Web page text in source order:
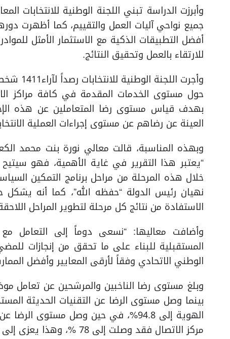
وأبرزت الدراسة تبني اللجنة الوطنية للانتخابات
جميع نواحي آليات العمل والتقييم، كما أظهرت
أفضل التطبيقات الذكية مع الاستثمار الأمثل
للارتقاء بالعمل وتحقيق النتائج.
وأجرت
حول مستوى الخدمات المقدمة في كافة مراكز
العينة عن رضاهم عن مستوى إجراءات العملية
وبهذه المناسبة، قالت معالي نورة بنت محمد
“يعتبر هذا التقرير في غاية الأهمية، فهو سيتيح
خلال هذه المرحلة من مراحل برنامج التمكين
نهيان رئيس الدولة “حفظه الله”، كما أنه
الاستفادة من نتائج كل مرحلة لتطوير المراحل
وأضافت معاليها: “نسعى دوماً إلى التعامل
المستقبلية للبناء على ما تحقق من إنجازات
الوطني الاتحادي وفقاً لأرقى المعايير وأفضل
بينما وصل مستوى الرضا عن التقنيات الحديثة
مركز الاتصال فقد وصلت إلى 78 %، وهذا يعزى إلى وفرة المعلومات الضرورية عبر الوسائل المختلفة.